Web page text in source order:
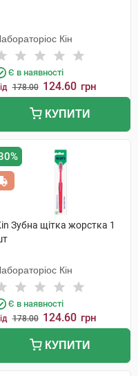
Кін
Є в наявності
178.00 124.60 грн
КУПИТИ
Зубна щітка жорстка 1
Кін
Є в наявності
178.00 124.60 грн
КУПИТИ